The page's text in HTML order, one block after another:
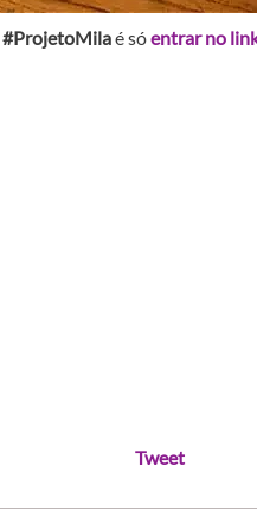
#ProjetoMilaé sóentrar no
Tweet